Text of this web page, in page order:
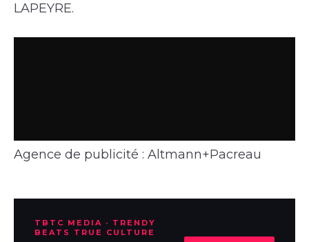
LAPEYRE.
Agence de publicité : Altmann+Pacreau
TBTC MEDIA · TRENDY
BEATS TRUE CULTURE